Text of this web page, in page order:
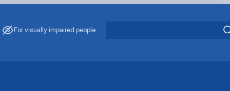
For visually impaired people